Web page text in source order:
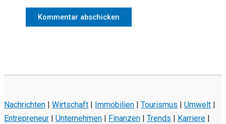
Nachrichten | Wirtschaft | Immobilien | Tourismus | Umwelt |
Entrepreneur | Unternehmen | Finanzen | Trends | Karriere |